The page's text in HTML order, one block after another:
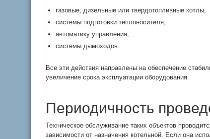
газовые, дизельные или твердотопливные котлы,
системы подготовки теплоносителя,
автоматику управления,
системы дымоходов.
Все эти действия направлены на обеспечение
увеличение срока эксплуатации оборудования.
Периодичность
Техническое обслуживание таких объектов
зависимости от назначения котельной. Если она